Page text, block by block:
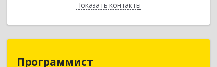
Показать контакты
Назад
Программист